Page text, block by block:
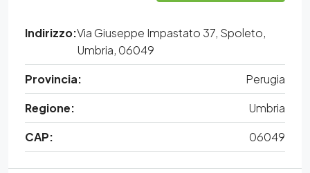
Indirizzo:Via Giuseppe Impastato 37, Spoleto,
Umbria, 06049
Provincia:
Perugia
Regione:
Umbria
CAP:
06049